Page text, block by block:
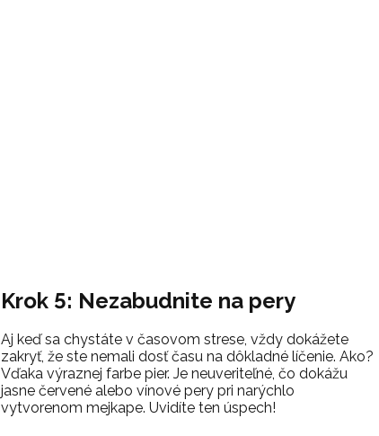
Krok 5: Nezabudnite na pery
Aj keď sa chystáte v časovom strese, vždy dokážete
zakryť, že ste nemali dosť času na dôkladné líčenie. Ako?
Vďaka výraznej farbe pier. Je neuveriteľné, čo dokážu
jasne červené alebo vínové pery pri narýchlo
vytvorenom mejkape. Uvidíte ten úspech!